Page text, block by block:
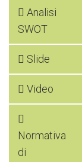
Analisi
SWOT
Slide
Video
Normativa
di